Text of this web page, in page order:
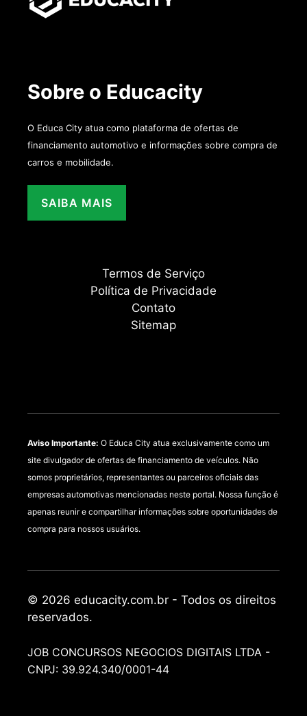
Sobre o Educacity
O Educa City atua como plataforma de ofertas de
financiamento automotivo e informações sobre compra de
carros e mobilidade.
SAIBA MAIS
Termos de Serviço
Política de Privacidade
Contato
Sitemap
Aviso Importante: O Educa City atua exclusivamente como um
site divulgador de ofertas de financiamento de veículos. Não
somos proprietários, representantes ou parceiros oficiais das
empresas automotivas mencionadas neste portal. Nossa função é
apenas reunir e compartilhar informações sobre oportunidades de
compra para nossos usuários.
© 2026 educacity.com.br - Todos os direitos
reservados.
JOB CONCURSOS NEGOCIOS DIGITAIS LTDA -
CNPJ: 39.924.340/0001-44